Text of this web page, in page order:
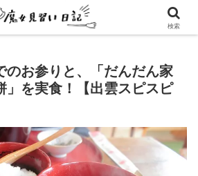
さんのための心地よい暮らし方
のお参りと、「だんだん家
」を実食！【出雲スピスピ
検索